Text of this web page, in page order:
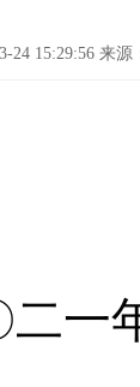
24 15:29:56 来
二一